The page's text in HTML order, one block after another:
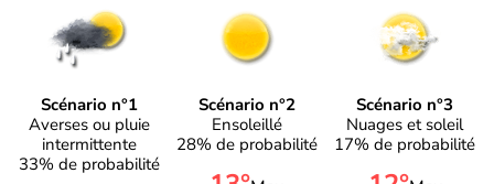
Scénario n°1
Averses ou pluie
intermittente
33% de probabilité
Scénario n°2
Ensoleillé
28% de probabilité
Scénario n°3
Nuages et soleil
17% de probabilité